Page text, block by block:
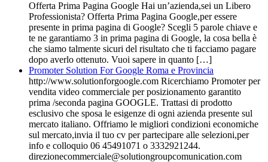
Offerta Prima Pagina Google Hai un’azienda,sei un Libero
Professionista? Offerta Prima Pagina Google,per essere
presente in prima pagina di Google? Scegli 5 parole chiave e
te ne garantiamo 3 in prima pagina di Google, la cosa bella è
che siamo talmente sicuri del risultato che ti facciamo pagare
dopo averlo ottenuto. Vuoi sapere in quanto […]
Promoter Solution For Google Roma e Provincia
http://www.solutionforgoogle.com Ricerchiamo Promoter per
vendita video commerciale per posizionamento garantito
prima /seconda pagina GOOGLE. Trattasi di prodotto
esclusivo che sposa le esigenze di ogni azienda presente sul
mercato italiano. Offriamo le migliori condizioni economiche
sul mercato,invia il tuo cv per partecipare alle selezioni,per
info e colloquio 06 45491071 o 3332921244.
direzionecommerciale@solutiongroupcomunication.com